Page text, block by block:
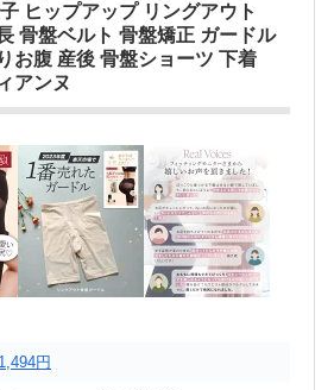
ヒップアップ リングアウト
骨盤ベルト 骨盤矯正 ガードル
お腹 産後 骨盤ショーツ 下着
アンヌ
円